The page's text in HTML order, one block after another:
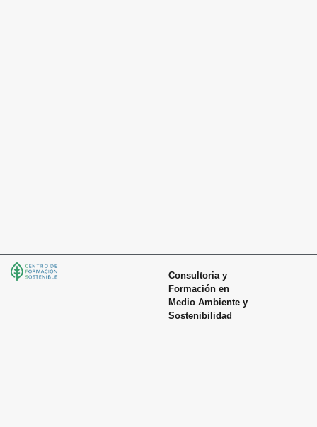
Consultoria y
Formación en
Medio Ambiente y
Sostenibilidad